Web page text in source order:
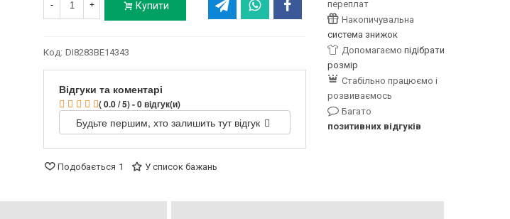
- + Купити
Код: DI8283BE14343
Відгуки та коментарі
( 0.0 / 5) - 0 відгук(и)
Будьте першим, хто залишить тут відгук
Подобається 1 У список бажань
переплат
Накопичувальна
система знижок
Допомагаємо підібрати
розмір
Стабільно працюємо і
розвиваємось
Багато
позитивних відгуків